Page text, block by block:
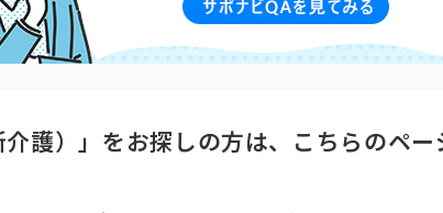
介護）」をお探しの方は、こちらのペ